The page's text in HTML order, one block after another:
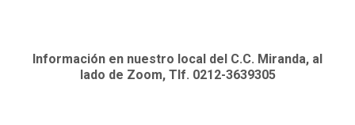
Información en nuestro local del C.C. Miranda, al
lado de Zoom, Tlf. 0212-3639305